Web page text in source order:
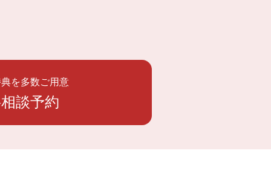
を多数ご用意
談予約